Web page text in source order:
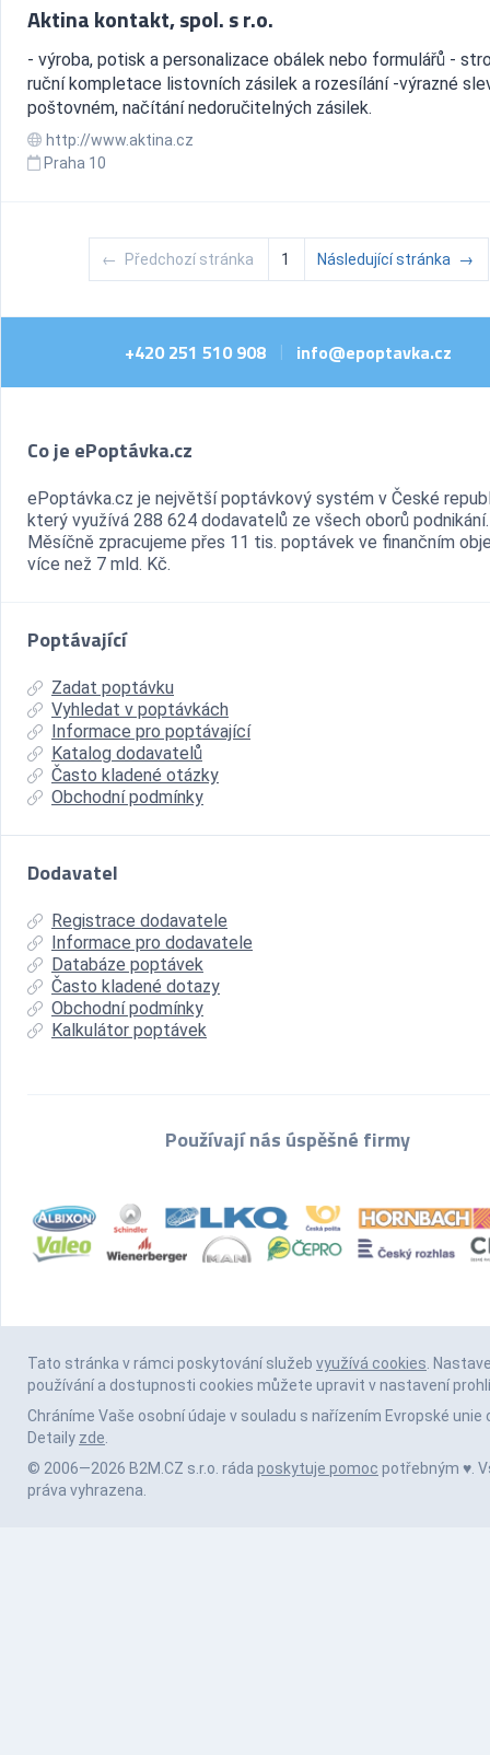
Aktina kontakt, spol. s r.o.
- výroba, potisk a personalizace obálek nebo formulářů -
ruční kompletace listovních zásilek a rozesílání -výrazné
poštovném, načítání nedoručitelných zásilek.
http://www.aktina.cz
Praha 10
← Předchozí stránka 1 Následující stránka →
+420 251 510 908 | info@epoptavka.cz
Co je ePoptávka.cz
ePoptávka.cz je největší poptávkový systém v České
který využívá 288 624 dodavatelů ze všech oborů podnikání.
Měsíčně zpracujeme přes 11 tis. poptávek ve finančním
více než 7 mld. Kč.
Poptávající
Zadat poptávku
Vyhledat v poptávkách
Informace pro poptávající
Katalog dodavatelů
Často kladené otázky
Obchodní podmínky
Dodavatel
Registrace dodavatele
Informace pro dodavatele
Databáze poptávek
Často kladené dotazy
Obchodní podmínky
Kalkulátor poptávek
Používají nás úspěšné firmy
Tato stránka v rámci poskytování služeb využívá cookies.
používání a dostupnosti cookies můžete upravit v nastavení
Chráníme Vaše osobní údaje v souladu s nařízením Evropské unie
Detaily zde.
© 2006—2026 B2M.CZ s.r.o. ráda poskytuje pomoc potřebným ♥️.
práva vyhrazena.